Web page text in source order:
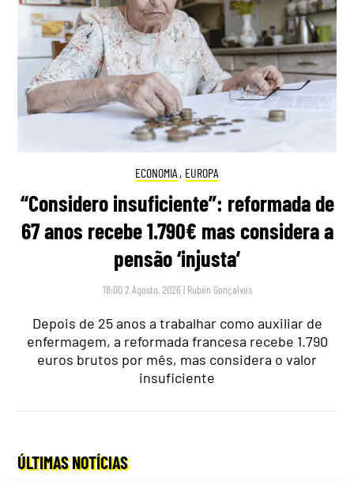
ECONOMIA , EUROPA
“Considero insuficiente”: reformada de
67 anos recebe 1.790€ mas considera a
pensão ‘injusta’
18:00 2 Agosto, 2026 | Rubén Gonçalves
Depois de 25 anos a trabalhar como auxiliar de
enfermagem, a reformada francesa recebe 1.790
euros brutos por mês, mas considera o valor
insuficiente
ÚLTIMAS NOTÍCIAS